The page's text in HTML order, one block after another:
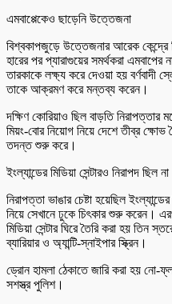
এমবাপ্পেকেও ছাড়েনি উত্তেজনা
বিশ্বকাপজুড়ে উত্তেজনার আরেক কেন্দ্রে
হারের পর প্যারাগুয়ের সমর্থকরা
তারকাকে লক্ষ্য করে দেওয়া হয় বর্ণবাদী
তাকে আক্রমণ করে মন্তব্য করেন।
দক্ষিণ কোরিয়াও ছিল বাড়তি
মিয়ং-বোর নিয়োগ নিয়ে দেশে তীব্র
তদন্ত শুরু করে।
ইংল্যান্ডের মিডিয়া সেন্টারও নিরাপদ ছিল না
নিরাপত্তা ভাঙার চেষ্টা হয়েছিল
নিয়ে সেখানে ঢুকে চিৎকার শুরু করেন।
মিডিয়া সেন্টার ঘিরে তৈরি করা হয় তিন
ব্যারিয়ার ও অ্যান্টি-স্নাইপার স্ক্রিন।
ড্রোন হামলা ঠেকাতে জারি করা হয়
সশস্ত্র পুলিশ।